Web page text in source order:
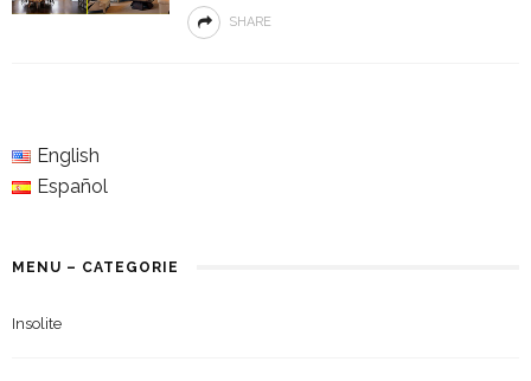
SHARE
English
Español
MENU – CATEGORIE
Insolite